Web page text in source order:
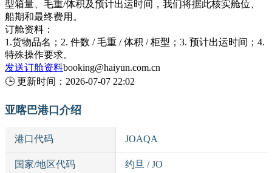
型箱量、毛重/体积及预计出运时间，我们将据此核实舱位、
船期和最终费用。
订舱资料：
1.货物品名；2. 件数 / 毛重 / 体积 / 柜型；3. 预计出运时间；4.
特殊操作要求。
发送订舱资料booking@haiyun.com.cn
🕒 更新时间： 2026-07-07 22:02
亚喀巴港口介绍
港口代码 JOAQA
国家/地区代码 约旦 / JO